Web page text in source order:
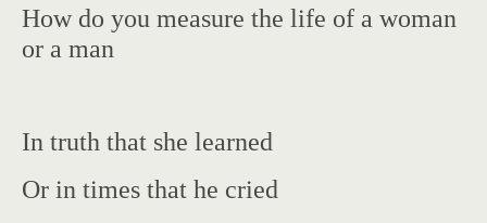
How do you measure the life of a woman
or a man
In truth that she learned
Or in times that he cried